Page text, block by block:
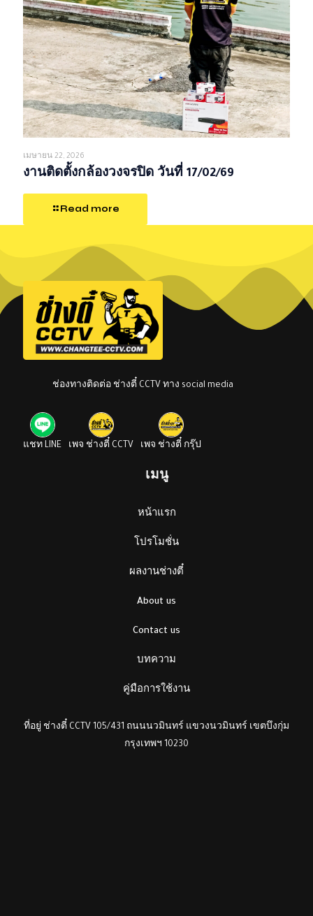
เมษายน 22, 2026
งานติดตั้งกล้องวงจรปิด วันที่ 17/02/69
Read more
ช่องทางติดต่อ ช่างตี๋ CCTV ทาง social media
แชท LINE เพจ ช่างตี๋ CCTV เพจ ช่างตี๋ กรุ๊ป
เมนู
หน้าแรก
โปรโมชั่น
ผลงานช่างตี๋
About us
Contact us
บทความ
คู่มือการใช้งาน
ที่อยู่ ช่างตี๋ CCTV 105/431 ถนนนวมินทร์ แขวงนวมินทร์ เขตบึงกุ่ม
กรุงเทพฯ 10230